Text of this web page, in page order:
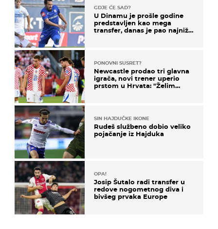
GDJE ĆE SAD?
U Dinamu je prošle godine
predstavljen kao mega
transfer, danas je pao najniže
PONOVNI SUSRET?
Newcastle prodao tri glavna
igrača, novi trener uperio
prstom u Hrvata: "Želim
SIN HAJDUČKE IKONE
Rudeš službeno dobio veliko
pojačanje iz Hajduka
OPA!
Josip Šutalo radi transfer u
redove nogometnog diva i
bivšeg prvaka Europe